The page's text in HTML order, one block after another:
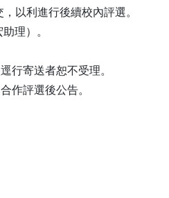
以利進行後續校內評選。
理）。
行寄送者恕不受理。
作評選後公告。